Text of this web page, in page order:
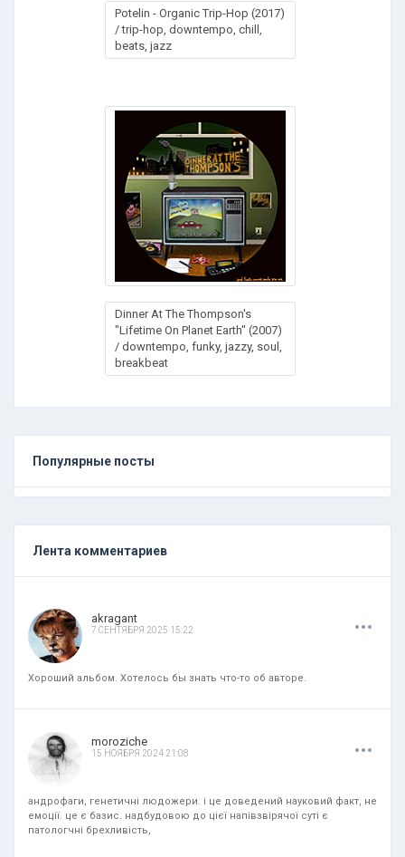
Potelin - Organic Trip-Hop (2017)
/ trip-hop, downtempo, chill,
beats, jazz
Dinner At The Thompson's
"Lifetime On Planet Earth" (2007)
/ downtempo, funky, jazzy, soul,
breakbeat
Популярные посты
Лента комментариев
akragant
7 СЕНТЯБРЯ 2025 15:22 ...
Хороший альбом. Хотелось бы знать что-то об авторе.
moroziche
15 НОЯБРЯ 2024 21:08 ...
андрофаги, генетичні людожери. і це доведений науковий факт, не
емоції. це є базис. надбудовою до цієї напівзвірячої суті є
патологчні брехливість,